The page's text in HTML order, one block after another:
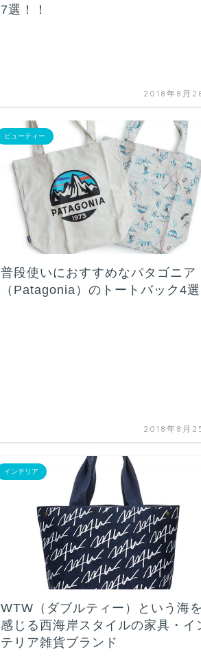
7選！！
2018年8月
ビューティー
普段使いにおすすめなパタゴニア
（Patagonia）のトートバック4選
2018年8月
インテリア
WTW（ダブルティー）という海を
感じる西海岸スタイルの家具・イ
テリア雑貨ブランド